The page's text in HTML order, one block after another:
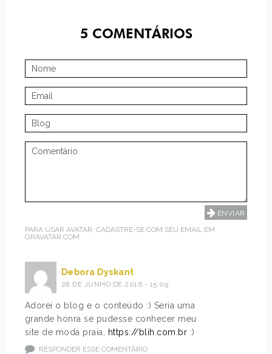
5 COMENTÁRIOS
PARA USAR AVATAR, CADASTRE-SE COM SEU EMAIL EM
GRAVATAR.COM
Debora Dyskant
28 DE JUNHO DE 2016 - 15:09
Adorei o blog e o conteúdo :) Seria uma
grande honra se pudesse conhecer meu
site de moda praia,
https://blih.com.br :)
RESPONDER ESSE COMENTÁRIO